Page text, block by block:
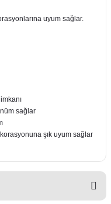
uyum sağlar.
sağlar
şık uyum sağlar